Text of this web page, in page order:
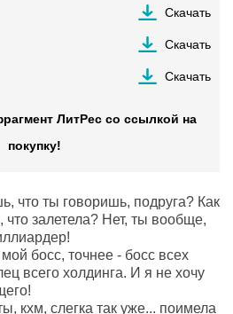
Скачать
Скачать
Скачать
ЛитРес со ссылкой на
покупку!
что ты говоришь, подруга? Как
залетела? Нет, ты вообще,
босс, точнее - босс всех
всего холдинга. И я не хочу
кхм, слегка так уже... поимела